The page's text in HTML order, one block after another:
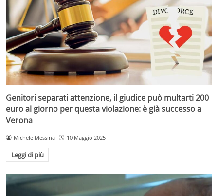
Genitori separati attenzione, il giudice può multarti 200
euro al giorno per questa violazione: è già successo a
Verona
Michele Messina 10 Maggio 2025
Leggi di più